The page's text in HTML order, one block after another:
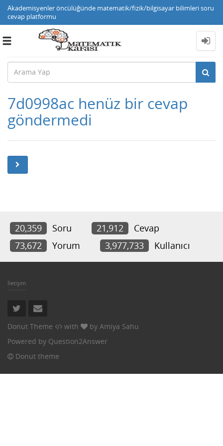
Akademisyenler öncülüğünde matematik/fizik/bilgisayar bilimleri soru
cevap platformu
Toggle
7d0998ac henüz bir cevap
göndermedi
20,359 Soru 21,912
Cevap
73,672
Yorum 3,977,733 Kullanıcı
İletişim
Donut Theme with by Amiya Sahu
Powered by Question2Answer
Donut theme